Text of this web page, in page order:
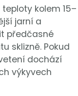
kolem 15–
jarní a
předčasné
sklizně. Pokud
dochází
výkyvech